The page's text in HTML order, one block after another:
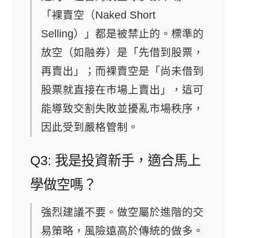
「裸賣空（Naked Short
Selling）」都是被禁止的。標準的
放空（如融券）是「先借到股票，
再賣出」；而裸賣空是「尚未借到
股票就直接在市場上賣出」，這可
能導致交割失敗並擾亂市場秩序，
因此受到嚴格管制。
Q3: 我是投資新手，適合馬上
學做空嗎？
強烈建議不要。做空屬於進階的交
易策略，風險遠高於傳統的做多。